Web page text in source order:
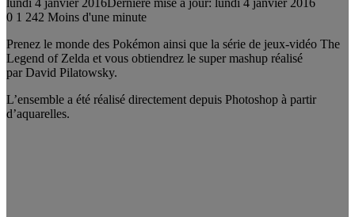
0 1 242 Moins d'une minute
Prenez le monde des Pokémon ainsi que la série de jeux-vidéo The
Legend of Zelda et vous obtiendrez le super mashup réalisé
par David Pilatowsky.
L’ensemble a été réalisé directement depuis Photoshop à partir
d’aquarelles.